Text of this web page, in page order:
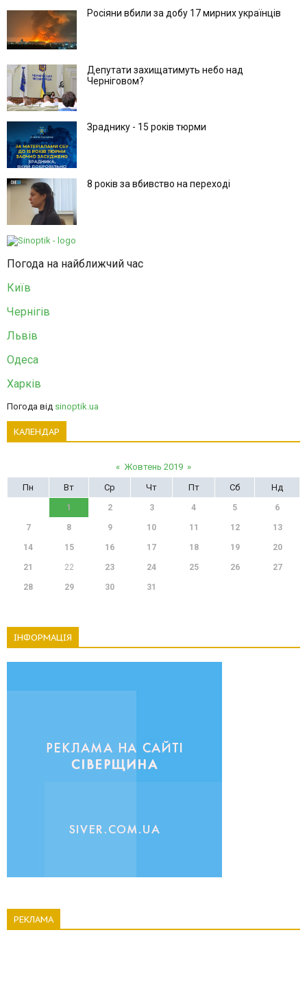
Росіяни вбили за добу 17 мирних українців
Депутати захищатимуть небо над
Черніговом?
Зраднику - 15 років тюрми
8 років за вбивство на переході
Погода на найближчий час
Київ
Чернігів
Львів
Одеса
Харків
Погода від sinoptik.ua
КАЛЕНДАР
« Жовтень 2019 »
Пн
Вт Ср Чт Пт Сб Нд
1 2 3 4 5 6
7 8 9 10 11 12 13
14 15 16 17 18 19 20
21 22 23 24 25 26 27
28 29 30 31
ІНФОРМАЦІЯ
РЕКЛАМА